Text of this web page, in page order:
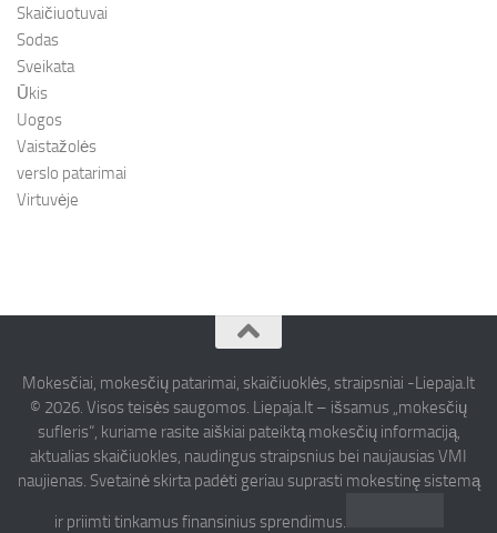
Skaičiuotuvai
Sodas
Sveikata
Ūkis
Uogos
Vaistažolės
verslo patarimai
Virtuvėje
Mokesčiai, mokesčių patarimai, skaičiuoklės, straipsniai -Liepaja.lt
© 2026. Visos teisės saugomos. Liepaja.lt – išsamus „mokesčių
sufleris“, kuriame rasite aiškiai pateiktą mokesčių informaciją,
aktualias skaičiuokles, naudingus straipsnius bei naujausias VMI
naujienas. Svetainė skirta padėti geriau suprasti mokestinę sistemą
ir priimti tinkamus finansinius sprendimus.